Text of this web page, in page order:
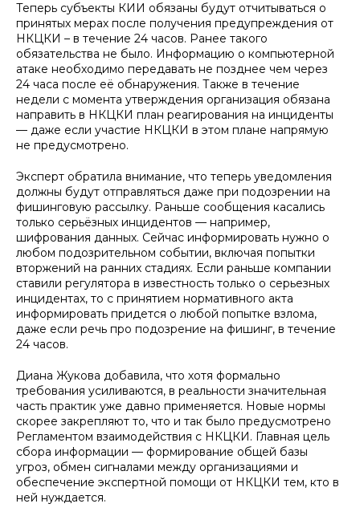
Теперь субъекты КИИ обязаны будут отчитываться о
принятых мерах после получения предупреждения от
НКЦКИ – в течение 24 часов. Ранее такого
обязательства не было. Информацию о компьютерной
атаке необходимо передавать не позднее чем через
24 часа после её обнаружения. Также в течение
недели с момента утверждения организация обязана
направить в НКЦКИ план реагирования на инциденты
— даже если участие НКЦКИ в этом плане напрямую
не предусмотрено.
Эксперт обратила внимание, что теперь уведомления
должны будут отправляться даже при подозрении на
фишинговую рассылку. Раньше сообщения касались
только серьёзных инцидентов — например,
шифрования данных. Сейчас информировать нужно о
любом подозрительном событии, включая попытки
вторжений на ранних стадиях. Если раньше компании
ставили регулятора в известность только о серьезных
инцидентах, то с принятием нормативного акта
информировать придется о любой попытке взлома,
даже если речь про подозрение на фишинг, в течение
24 часов.
Диана Жукова добавила, что хотя формально
требования усиливаются, в реальности значительная
часть практик уже давно применяется. Новые нормы
скорее закрепляют то, что и так было предусмотрено
Регламентом взаимодействия с НКЦКИ. Главная цель
сбора информации — формирование общей базы
угроз, обмен сигналами между организациями и
обеспечение экспертной помощи от НКЦКИ тем, кто в
ней нуждается.